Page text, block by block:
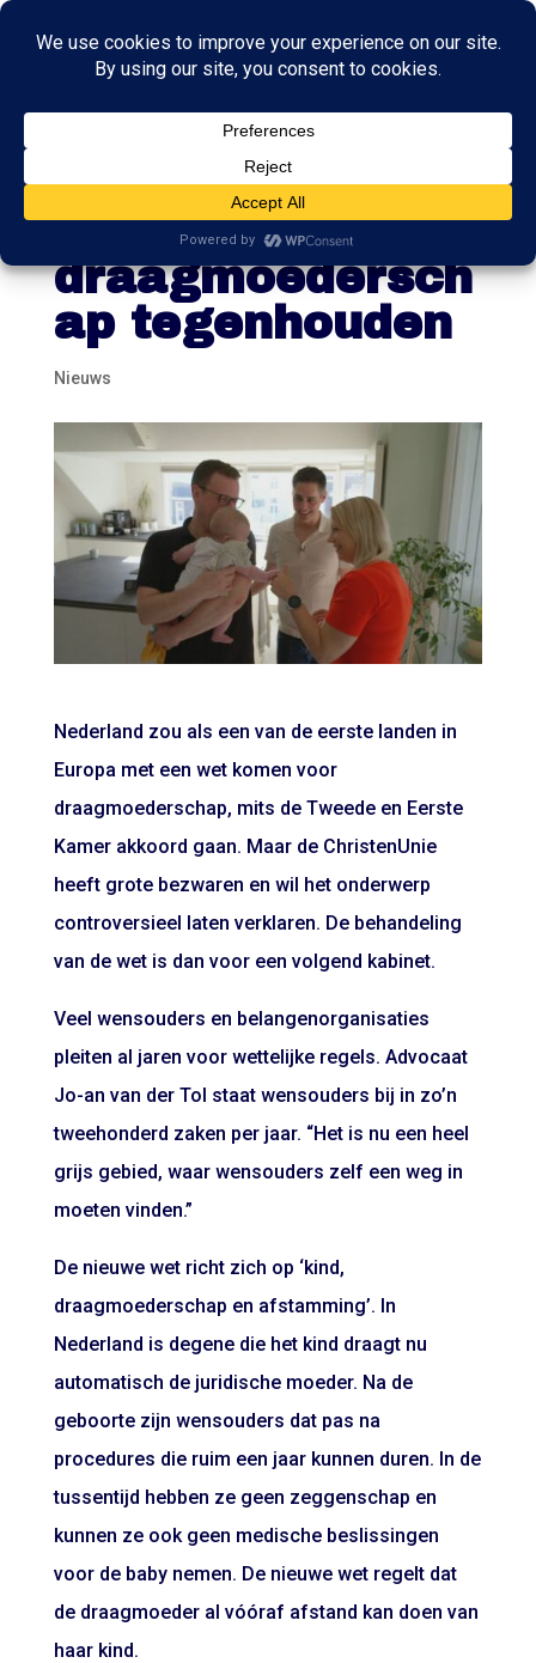
ChristenUnie wil
nieuwe wet voor
draagmoedersch
ap tegenhouden
Nieuws
Nederland zou als een van de eerste landen in
Europa met een wet komen voor
draagmoederschap, mits de Tweede en Eerste
Kamer akkoord gaan. Maar de ChristenUnie
heeft grote bezwaren en wil het onderwerp
controversieel laten verklaren. De behandeling
van de wet is dan voor een volgend kabinet.
Veel wensouders en belangenorganisaties
pleiten al jaren voor wettelijke regels. Advocaat
Jo-an van der Tol staat wensouders bij in zo’n
tweehonderd zaken per jaar. “Het is nu een heel
grijs gebied, waar wensouders zelf een weg in
moeten vinden.”
De nieuwe wet richt zich op ‘kind,
draagmoederschap en afstamming’. In
Nederland is degene die het kind draagt nu
automatisch de juridische moeder. Na de
geboorte zijn wensouders dat pas na
procedures die ruim een jaar kunnen duren. In de
tussentijd hebben ze geen zeggenschap en
kunnen ze ook geen medische beslissingen
voor de baby nemen. De nieuwe wet regelt dat
de draagmoeder al vóóraf afstand kan doen van
haar kind.